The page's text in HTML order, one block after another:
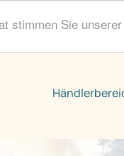
stimmen Sie